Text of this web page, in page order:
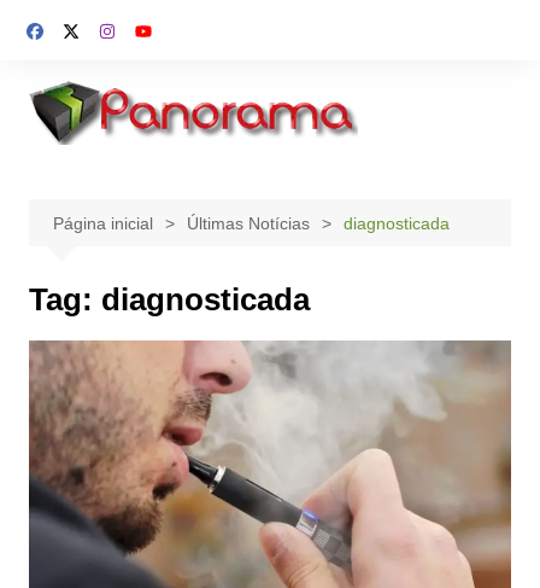
para
conteúdo
Página inicial Últimas Notícias diagnosticada
Tag: diagnosticada